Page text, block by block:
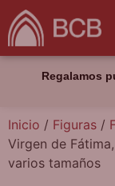
Regalamos
Inicio / Figuras /
Virgen de
varios tamaños